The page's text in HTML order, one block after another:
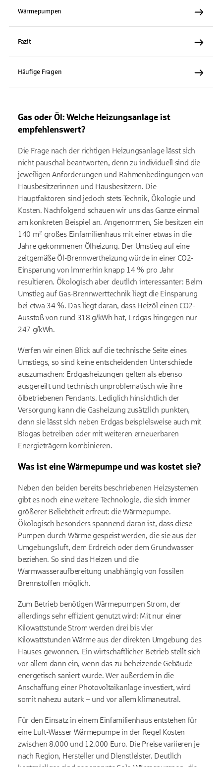
Wärmepumpen
Fazit
Häufige Fragen
Gas oder Öl: Welche Heizungsanlage ist
empfehlenswert?
Die Frage nach der richtigen Heizungsanlage lässt sich
nicht pauschal beantworten, denn zu individuell sind die
jeweiligen Anforderungen und Rahmenbedingungen von
Hausbesitzerinnen und Hausbesitzern. Die
Hauptfaktoren sind jedoch stets Technik, Ökologie und
Kosten. Nachfolgend schauen wir uns das Ganze einmal
am konkreten Beispiel an. Angenommen, Sie besitzen ein
140 m² großes Einfamilienhaus mit einer etwas in die
Jahre gekommenen Ölheizung. Der Umstieg auf eine
zeitgemäße Öl-Brennwertheizung würde in einer CO2-
Einsparung von immerhin knapp 14 % pro Jahr
resultieren. Ökologisch aber deutlich interessanter: Beim
Umstieg auf Gas-Brennwerttechnik liegt die Einsparung
bei etwa 34 %. Das liegt daran, dass Heizöl einen CO2-
Ausstoß von rund 318 g/kWh hat, Erdgas hingegen nur
247 g/kWh.
Werfen wir einen Blick auf die technische Seite eines
Umstiegs, so sind keine entscheidenden Unterschiede
auszumachen: Erdgasheizungen gelten als ebenso
ausgereift und technisch unproblematisch wie ihre
ölbetriebenen Pendants. Lediglich hinsichtlich der
Versorgung kann die Gasheizung zusätzlich punkten,
denn sie lässt sich neben Erdgas beispielsweise auch mit
Biogas betreiben oder mit weiteren erneuerbaren
Energieträgern kombinieren.
Was ist eine Wärmepumpe und was kostet sie?
Neben den beiden bereits beschriebenen Heizsystemen
gibt es noch eine weitere Technologie, die sich immer
größerer Beliebtheit erfreut: die Wärmepumpe.
Ökologisch besonders spannend daran ist, dass diese
Pumpen durch Wärme gespeist werden, die sie aus der
Umgebungsluft, dem Erdreich oder dem Grundwasser
beziehen. So sind das Heizen und die
Warmwasseraufbereitung unabhängig von fossilen
Brennstoffen möglich.
Zum Betrieb benötigen Wärmepumpen Strom, der
allerdings sehr effizient genutzt wird: Mit nur einer
Kilowattstunde Strom werden drei bis vier
Kilowattstunden Wärme aus der direkten Umgebung des
Hauses gewonnen. Ein wirtschaftlicher Betrieb stellt sich
vor allem dann ein, wenn das zu beheizende Gebäude
energetisch saniert wurde. Wer außerdem in die
Anschaffung einer Photovoltaikanlage investiert, wird
somit nahezu autark – und vor allem klimaneutral.
Für den Einsatz in einem Einfamilienhaus entstehen für
eine Luft-Wasser Wärmepumpe in der Regel Kosten
zwischen 8.000 und 12.000 Euro. Die Preise variieren je
nach Region, Hersteller und Dienstleister. Deutlich